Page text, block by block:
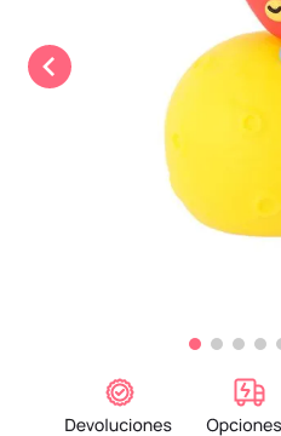
10. kuromi